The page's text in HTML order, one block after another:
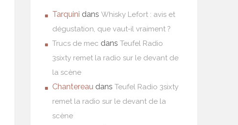
Tarquini dans Whisky Lefort : avis et
dégustation, que vaut-il vraiment ?
Trucs de mec dans Teufel Radio
3sixty remet la radio sur le devant de
la scène
Chantereau dans Teufel Radio 3sixty
remet la radio sur le devant de la
scène